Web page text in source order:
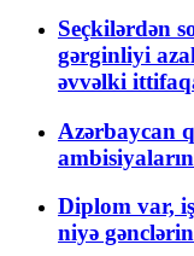
Seçkilərdən
gərginliyi
əvvəlki
Azərbaycan
Diplom var,
niyə